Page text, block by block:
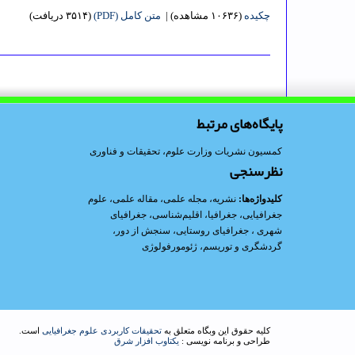
چکیده (۱۰۶۳۶ مشاهده) | متن کامل (PDF) (۳۵۱۴ دریافت)
پایگاه‌های مرتبط
کمسیون نشریات وزارت علوم، تحقیقات و فناوری
نظرسنجی
کلیدواژه‌ها: نشریه، مجله علمی، مقاله علمی، علوم
جغرافیایی، جغرافیا، اقلیم‌شناسی، جغرافیای
شهری ، جغرافیای روستایی، سنجش از دور ،
گردشگری و توریسم، ژئومورفولوژی
کلیه حقوق این وبگاه متعلق به تحقیقات کاربردی علوم جغرافیایی است.
طراحی و برنامه نویسی : یکتاوب افزار شرق